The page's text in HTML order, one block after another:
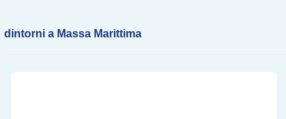
dintorni a Massa Marittima